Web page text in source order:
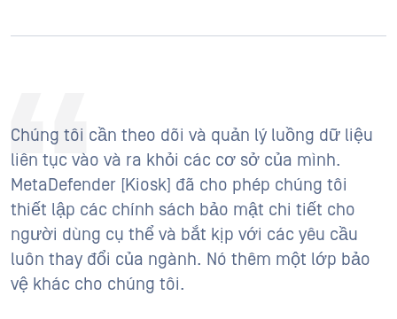
Chúng tôi cần theo dõi và quản lý luồng dữ liệu
liên tục vào và ra khỏi các cơ sở của mình.
MetaDefender [Kiosk] đã cho phép chúng tôi
thiết lập các chính sách bảo mật chi tiết cho
người dùng cụ thể và bắt kịp với các yêu cầu
luôn thay đổi của ngành. Nó thêm một lớp bảo
vệ khác cho chúng tôi.